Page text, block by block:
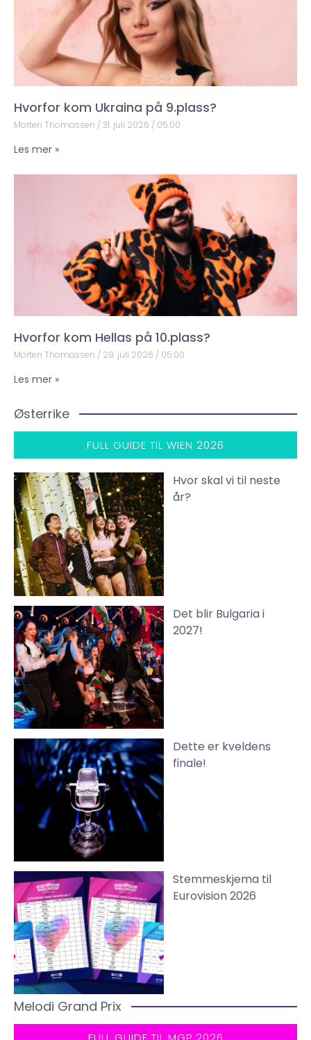
Hvorfor kom Ukraina på 9.plass?
Morten Thomassen 31. juli 2026 05:00
Les mer »
Hvorfor kom Hellas på 10.plass?
Morten Thomassen 29. juli 2026 05:00
Les mer »
Østerrike
FULL GUIDE TIL WIEN 2026
Hvor skal vi til neste
år?
Det blir Bulgaria i
2027!
Dette er kveldens
finale!
Stemmeskjema til
Eurovision 2026
Melodi Grand Prix